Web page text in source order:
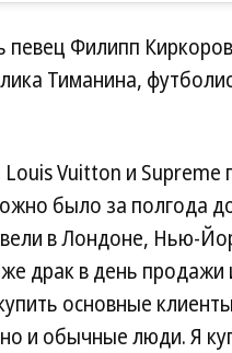
певец Филипп
Тиманина,
Vuitton и Supreme
было за полгода
в Лондоне, Нью-
драк в день продажи
основные
и обычные люди. Я